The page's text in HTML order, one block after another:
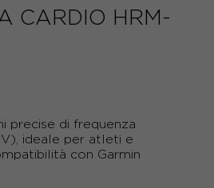
CARDIO HRM-
precise di frequenza
ideale per atleti e
con Garmin